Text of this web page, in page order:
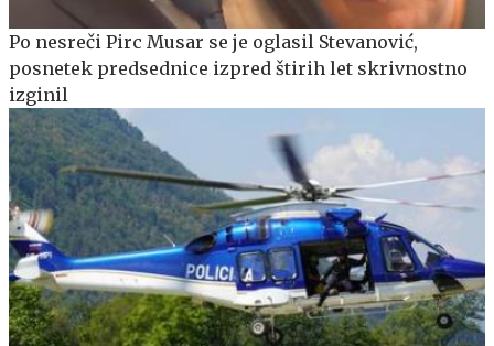
Po nesreči Pirc Musar se je oglasil Stevanović,
posnetek predsednice izpred štirih let skrivnostno
izginil